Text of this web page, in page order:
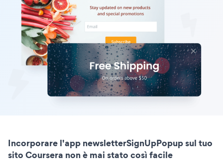
Incorporare l'app newsletterSignUpPopup sul tuo
sito Coursera non è mai stato così facile